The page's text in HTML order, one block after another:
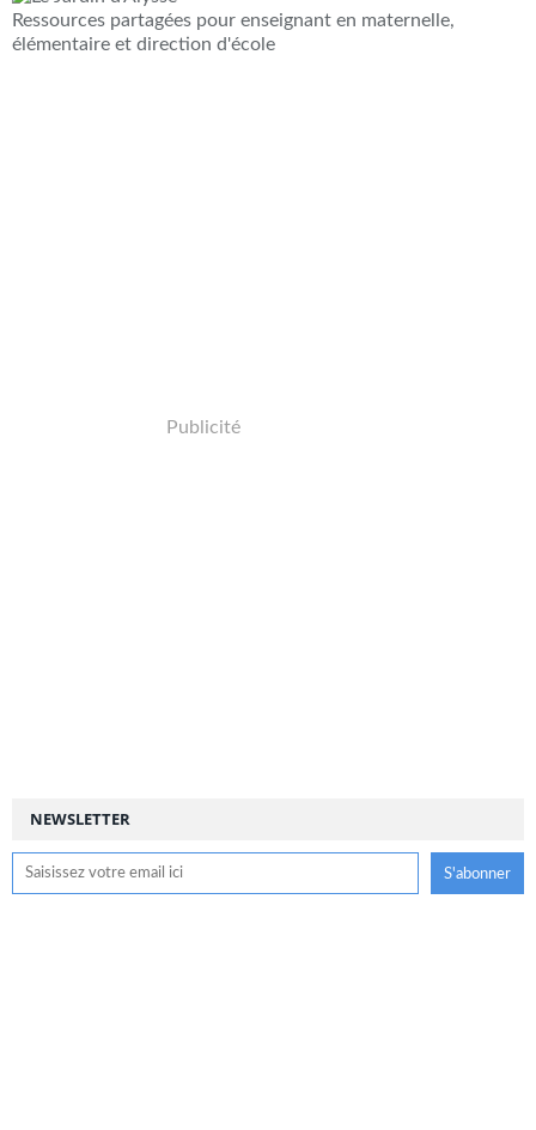
NEWSLETTER
Ressources partagées pour enseignant en maternelle,
élémentaire et direction d'école
Publicité